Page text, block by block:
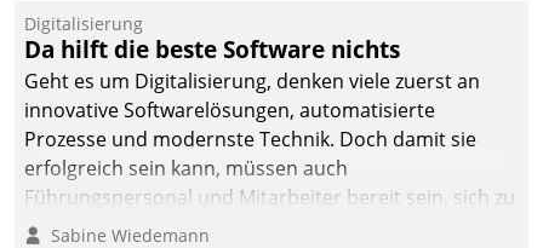
Digitalisierung
Da hilft die beste Software nichts
Geht es um Digitalisierung, denken viele zuerst an
innovative Softwarelösungen, automatisierte
Prozesse und modernste Technik. Doch damit sie
erfolgreich sein kann, müssen auch
Führungspersonal und Mitarbeiter bereit sein, sich zu
verändern und anzupassen, sonst werden sie an ihr
Sabine Wiedemann